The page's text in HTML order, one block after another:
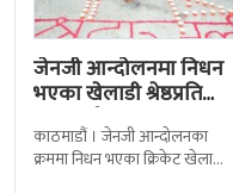
जेनजी आन्दोलनमा निधन
भएका खेलाडी श्रेष्ठप्रति
श्रद्धाञ्जली
काठमाडौं । जेनजी आन्दोलनका
क्रममा निधन भएका क्रिकेट खेलाडी